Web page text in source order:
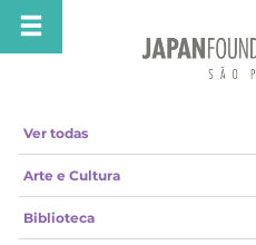
Ver todas
Arte e Cultura
Biblioteca